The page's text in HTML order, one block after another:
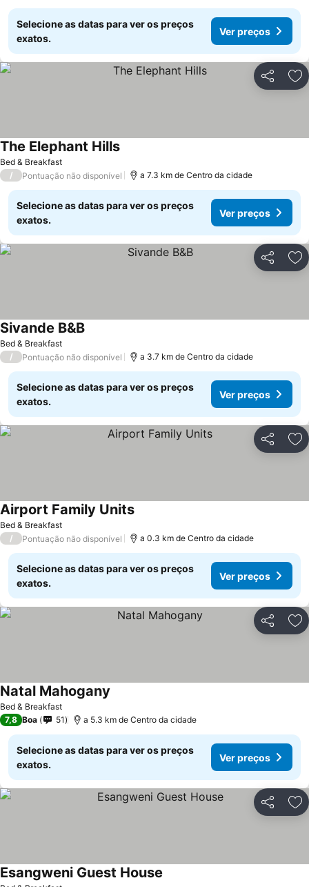
Selecione as datas para ver os preços
exatos.
Ver preços
Partilhar
Bed & Breakfast
The Elephant Hills
/ Pontuação não disponível a 7.3 km de Centro da cidade
Selecione as datas para ver os preços
exatos.
Ver preços
Partilhar
Bed & Breakfast
Sivande B&B
/ Pontuação não disponível a 3.7 km de Centro da cidade
Selecione as datas para ver os preços
exatos.
Ver preços
Partilhar
Bed & Breakfast
Airport Family Units
/ Pontuação não disponível a 0.3 km de Centro da cidade
Selecione as datas para ver os preços
exatos.
Ver preços
Partilhar
Bed & Breakfast
Natal Mahogany
7,8 Boa 51 a 5.3 km de Centro da cidade
Selecione as datas para ver os preços
exatos.
Ver preços
Partilhar
Esangweni Guest House